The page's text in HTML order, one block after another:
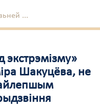
...
экстрэмізму»
Шакуцёва, не